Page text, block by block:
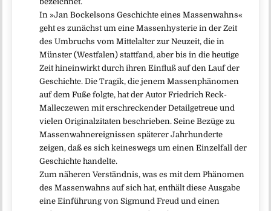
In »Jan Bockelsons Geschichte eines Massenwahns«
geht es zunächst um eine Massenhysterie in der Zeit
des Umbruchs vom Mittelalter zur Neuzeit, die in
Münster (Westfalen) stattfand, aber bis in die heutige
Zeit hineinwirkt durch ihren Einfluß auf den Lauf der
Geschichte. Die Tragik, die jenem Massenphänomen
auf dem Fuße folgte, hat der Autor Friedrich Reck-
Malleczewen mit erschreckender Detailgetreue und
vielen Originalzitaten beschrieben. Seine Bezüge zu
Massenwahnereignissen späterer Jahrhunderte
zeigen, daß es sich keineswegs um einen Einzelfall der
Geschichte handelte.
Zum näheren Verständnis, was es mit dem Phänomen
des Massenwahns auf sich hat, enthält diese Ausgabe
eine Einführung von Sigmund Freud und einen